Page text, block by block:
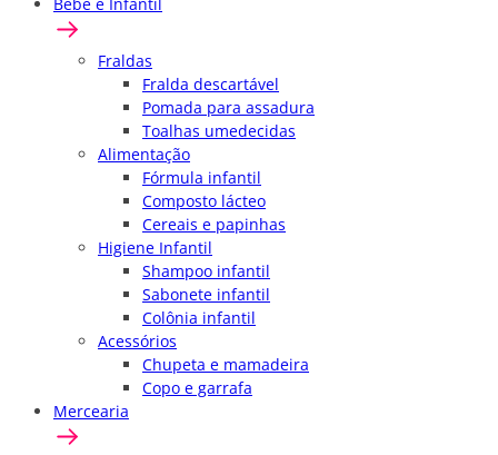
Fraldas
Fralda descartável
Pomada para assadura
Toalhas umedecidas
Alimentação
Fórmula infantil
Composto lácteo
Cereais e papinhas
Higiene Infantil
Shampoo infantil
Sabonete infantil
Colônia infantil
Acessórios
Chupeta e mamadeira
Copo e garrafa
Mercearia